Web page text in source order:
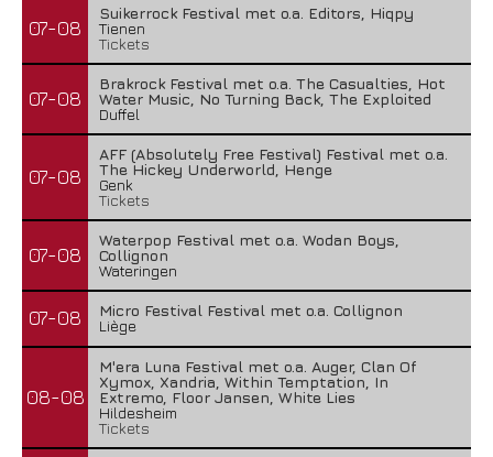
07-08
Suikerrock Festival met o.a. Editors, Hiqpy
Tienen
Tickets
07-08
Brakrock Festival met o.a. The Casualties, Hot
Water Music, No Turning Back, The Exploited
Duffel
07-08
AFF (Absolutely Free Festival) Festival met o.a.
The Hickey Underworld, Henge
Genk
Tickets
07-08
Waterpop Festival met o.a. Wodan Boys,
Collignon
Wateringen
07-08
Micro Festival Festival met o.a. Collignon
Liège
08-08
M'era Luna Festival met o.a. Auger, Clan Of
Xymox, Xandria, Within Temptation, In
Extremo, Floor Jansen, White Lies
Hildesheim
Tickets